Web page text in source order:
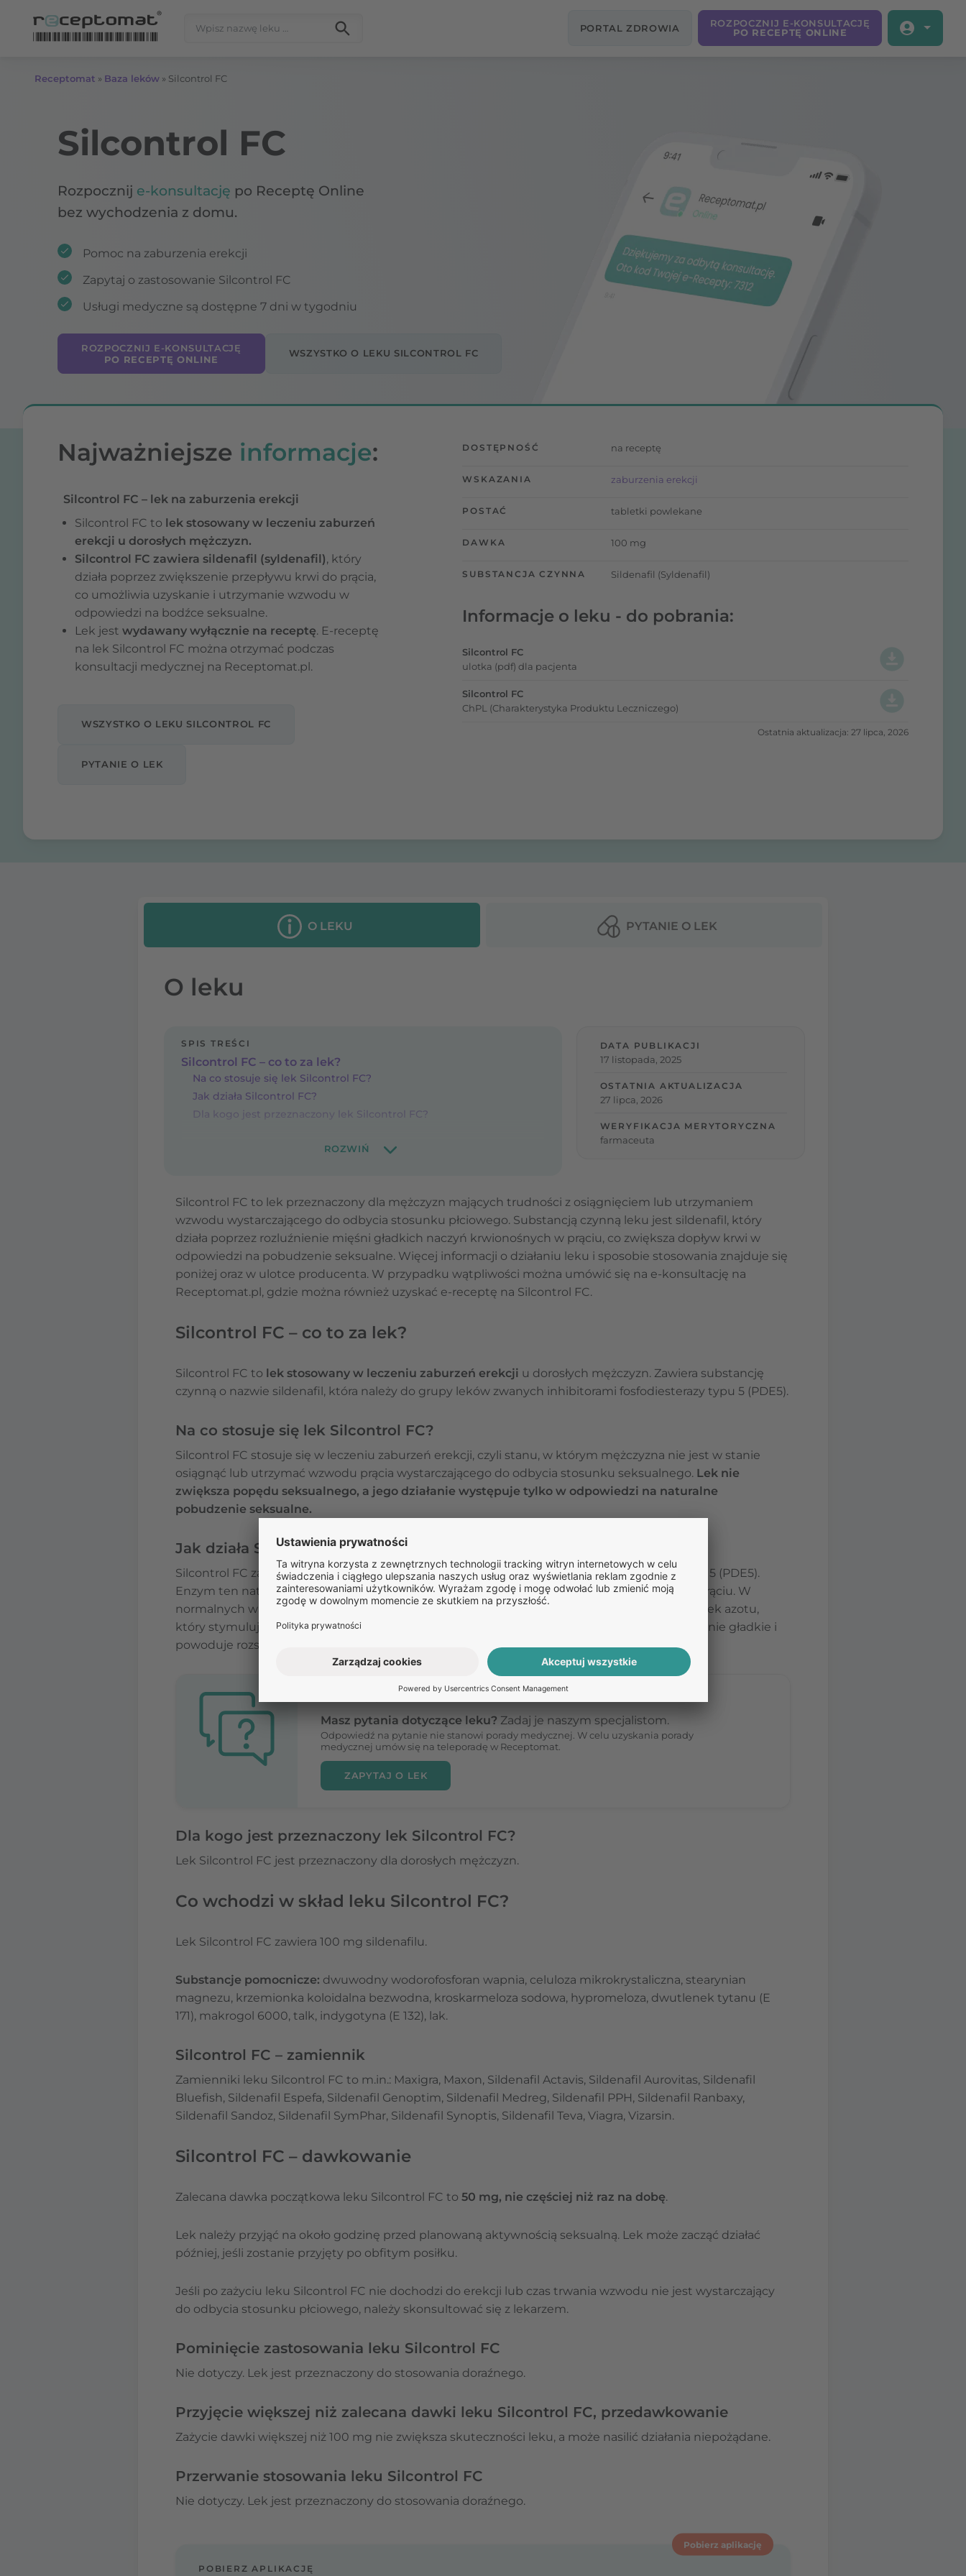
PORTAL ZDROWIA
ROZPOCZNIJ E-KONSULTACJĘ
PO RECEPTĘ ONLINE
Receptomat » Baza leków » Silcontrol FC
Silcontrol FC
Rozpocznij e-konsultację po Receptę Online
bez wychodzenia z domu.
Pomoc na zaburzenia erekcji
Zapytaj o zastosowanie Silcontrol FC
Usługi medyczne są dostępne 7 dni w tygodniu
ROZPOCZNIJ E-KONSULTACJĘ
PO RECEPTĘ ONLINE
WSZYSTKO O LEKU SILCONTROL FC
Najważniejsze informacje:
Silcontrol FC – lek na zaburzenia erekcji
Silcontrol FC to lek stosowany w leczeniu zaburzeń
erekcji u dorosłych mężczyzn.
Silcontrol FC zawiera sildenafil (syldenafil), który
działa poprzez zwiększenie przepływu krwi do prącia,
co umożliwia uzyskanie i utrzymanie wzwodu w
odpowiedzi na bodźce seksualne.
Lek jest wydawany wyłącznie na receptę. E-receptę
na lek Silcontrol FC można otrzymać podczas
konsultacji medycznej na Receptomat.pl.
WSZYSTKO O LEKU SILCONTROL FC
PYTANIE O LEK
DOSTĘPNOŚĆ na receptę
WSKAZANIA zaburzenia erekcji
POSTAĆ tabletki powlekane
DAWKA 100 mg
SUBSTANCJA CZYNNA Sildenafil (Syldenafil)
Informacje o leku - do pobrania:
Silcontrol FC
ulotka (pdf) dla pacjenta
Silcontrol FC
ChPL (Charakterystyka Produktu Leczniczego)
Ostatnia aktualizacja: 27 lipca, 2026
O LEKU PYTANIE O LEK
O leku
SPIS TREŚCI
Silcontrol FC – co to za lek?
Na co stosuje się lek Silcontrol FC?
Jak działa Silcontrol FC?
Dla kogo jest przeznaczony lek Silcontrol FC?
DATA PUBLIKACJI
17 listopada, 2025
OSTATNIA AKTUALIZACJA
27 lipca, 2026
WERYFIKACJA MERYTORYCZNA
farmaceuta
Silcontrol FC to lek przeznaczony dla mężczyzn mających trudności z osiągnięciem lub utrzymaniem
wzwodu wystarczającego do odbycia stosunku płciowego. Substancją czynną leku jest sildenafil, który
działa poprzez rozluźnienie mięśni gładkich naczyń krwionośnych w prąciu, co zwiększa dopływ krwi w
odpowiedzi na pobudzenie seksualne. Więcej informacji o działaniu leku i sposobie stosowania znajduje się
poniżej oraz w ulotce producenta. W przypadku wątpliwości można umówić się na e-konsultację na
Receptomat.pl, gdzie można również uzyskać e-receptę na Silcontrol FC.
Silcontrol FC – co to za lek?
Silcontrol FC to lek stosowany w leczeniu zaburzeń erekcji u dorosłych mężczyzn. Zawiera substancję
czynną o nazwie sildenafil, która należy do grupy leków zwanych inhibitorami fosfodiesterazy typu 5 (PDE5).
Na co stosuje się lek Silcontrol FC?
Silcontrol FC stosuje się w leczeniu zaburzeń erekcji, czyli stanu, w którym mężczyzna nie jest w stanie
osiągnąć lub utrzymać wzwodu prącia wystarczającego do odbycia stosunku seksualnego. Lek nie
zwiększa popędu seksualnego, a jego działanie występuje tylko w odpowiedzi na naturalne
pobudzenie seksualne.
Jak działa Silcontrol FC?
Silcontrol FC zawiera sildenafil, który działa poprzez hamowanie enzymu fosfodiesterazy typu 5 (PDE5).
Enzym ten naturalnie występuje w organizmie i odgrywa rolę w regulacji przepływu krwi w prąciu. W
normalnych warunkach, podczas pobudzenia seksualnego, w organizmie uwalniany jest tlenek azotu,
który stymuluje produkcję substancji chemicznej zwanej cGMP. Ta substancja rozluźnia mięśnie gładkie i
powoduje rozszerzenie naczyń krwionośnych w prąciu, co umożliwia napływ krwi i erekcję.
Masz pytania dotyczące leku? Zadaj je naszym specjalistom.
Odpowiedź na pytanie nie stanowi porady medycznej. W celu uzyskania porady
medycznej umów się na teleporadę w Receptomat.
ZAPYTAJ O LEK
Dla kogo jest przeznaczony lek Silcontrol FC?
Lek Silcontrol FC jest przeznaczony dla dorosłych mężczyzn.
Co wchodzi w skład leku Silcontrol FC?
Lek Silcontrol FC zawiera 100 mg sildenafilu.
Substancje pomocnicze: dwuwodny wodorofosforan wapnia, celuloza mikrokrystaliczna, stearynian
magnezu, krzemionka koloidalna bezwodna, kroskarmeloza sodowa, hypromeloza, dwutlenek tytanu (E
171), makrogol 6000, talk, indygotyna (E 132), lak.
Silcontrol FC – zamiennik
Zamienniki leku Silcontrol FC to m.in.: Maxigra, Maxon, Sildenafil Actavis, Sildenafil Aurovitas, Sildenafil
Bluefish, Sildenafil Espefa, Sildenafil Genoptim, Sildenafil Medreg, Sildenafil PPH, Sildenafil Ranbaxy,
Sildenafil Sandoz, Sildenafil SymPhar, Sildenafil Synoptis, Sildenafil Teva, Viagra, Vizarsin.
Silcontrol FC – dawkowanie
Zalecana dawka początkowa leku Silcontrol FC to 50 mg, nie częściej niż raz na dobę.
Lek należy przyjąć na około godzinę przed planowaną aktywnością seksualną. Lek może zacząć działać
później, jeśli zostanie przyjęty po obfitym posiłku.
Jeśli po zażyciu leku Silcontrol FC nie dochodzi do erekcji lub czas trwania wzwodu nie jest wystarczający
do odbycia stosunku płciowego, należy skonsultować się z lekarzem.
Pominięcie zastosowania leku Silcontrol FC
Nie dotyczy. Lek jest przeznaczony do stosowania doraźnego.
Przyjęcie większej niż zalecana dawki leku Silcontrol FC, przedawkowanie
Zażycie dawki większej niż 100 mg nie zwiększa skuteczności leku, a może nasilić działania niepożądane.
Przerwanie stosowania leku Silcontrol FC
Nie dotyczy. Lek jest przeznaczony do stosowania doraźnego.
Pobierz aplikację
POBIERZ APLIKACJĘ